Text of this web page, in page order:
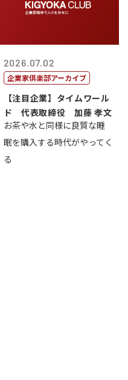
2026.07.02
企業家倶楽部アーカイブ
【注目企業】タイムワール
ド 代表取締役 加藤 孝文
お茶や水と同様に良質な睡
眠を購入する時代がやってく
る